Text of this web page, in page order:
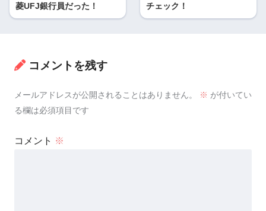
菱UFJ銀行員だった！
チェック！
コメントを残す
メールアドレスが公開されることはありません。 ※ が付いてい
る欄は必須項目です
コメント ※